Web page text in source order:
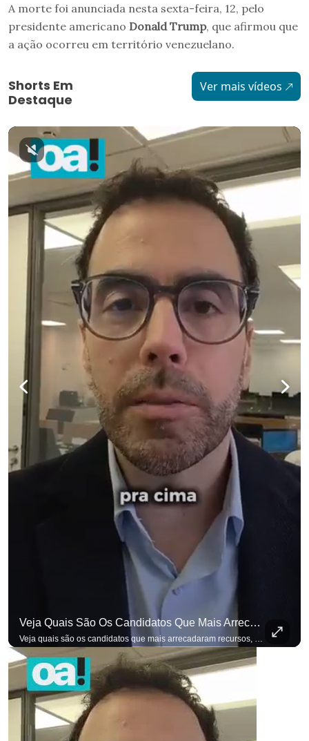
A morte foi anunciada nesta sexta-feira, 12, pelo
presidente americano Donald Trump, que afirmou que
a ação ocorreu em território venezuelano.
Shorts Em
Destaque
Ver mais vídeos
Veja Quais São Os Candidatos Que Mais Arrecadaram Recursos, Até Agora, Por Meio De Vaquinhas Eleito